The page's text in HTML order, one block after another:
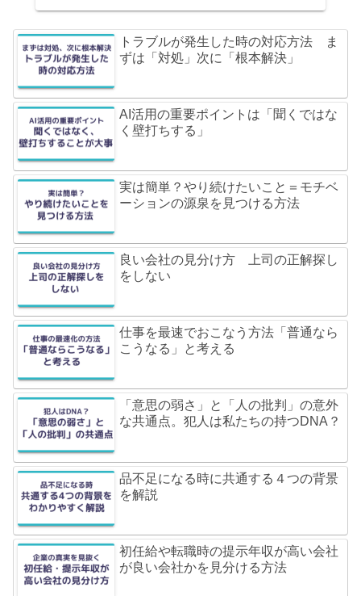
トラブルが発生した時の対応方法 ま
ずは「対処」次に「根本解決」
AI活用の重要ポイントは「聞くではな
く壁打ちする」
実は簡単？やり続けたいこと＝モチベ
ーションの源泉を見つける方法
良い会社の見分け方 上司の正解探し
をしない
仕事を最速でおこなう方法「普通なら
こうなる」と考える
「意思の弱さ」と「人の批判」の意外
な共通点。犯人は私たちの持つDNA？
品不足になる時に共通する４つの背景
を解説
初任給や転職時の提示年収が高い会社
が良い会社かを見分ける方法